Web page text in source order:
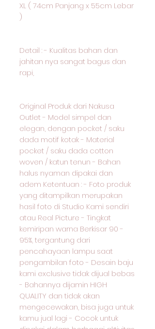
XL ( 74cm Panjang x 55cm Lebar
)
Detail : - Kualitas bahan dan
jahitan nya sangat bagus dan
rapi,
Original Produk dari Nakusa
Outlet - Model simpel dan
elegan, dengan pocket / saku
dada motif kotak - Material
pocket / saku dada cotton
woven / katun tenun - Bahan
halus nyaman dipakai dan
adem Ketentuan : - Foto produk
yang ditampilkan merupakan
hasil foto di Studio Kami sendiri
atau Real Picture - Tingkat
kemiripan warna Berkisar 90 -
95%, tergantung dari
pencahayaan lampu saat
pengambilan foto - Desain baju
kami exclusive tidak dijual bebas
- Bahannya dijamin HIGH
QUALITY dan tidak akan
mengecewakan, bisa juga untuk
kamu jual lagi - Cocok untuk